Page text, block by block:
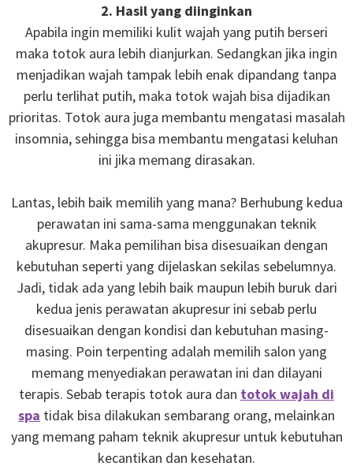
2. Hasil yang diinginkan
Apabila ingin memiliki kulit wajah yang putih berseri
maka totok aura lebih dianjurkan. Sedangkan jika ingin
menjadikan wajah tampak lebih enak dipandang tanpa
perlu terlihat putih, maka totok wajah bisa dijadikan
prioritas. Totok aura juga membantu mengatasi masalah
insomnia, sehingga bisa membantu mengatasi keluhan
ini jika memang dirasakan.
Lantas, lebih baik memilih yang mana? Berhubung kedua
perawatan ini sama-sama menggunakan teknik
akupresur. Maka pemilihan bisa disesuaikan dengan
kebutuhan seperti yang dijelaskan sekilas sebelumnya.
Jadi, tidak ada yang lebih baik maupun lebih buruk dari
kedua jenis perawatan akupresur ini sebab perlu
disesuaikan dengan kondisi dan kebutuhan masing-
masing. Poin terpenting adalah memilih salon yang
memang menyediakan perawatan ini dan dilayani
terapis. Sebab terapis totok aura dan totok wajah di
spa tidak bisa dilakukan sembarang orang, melainkan
yang memang paham teknik akupresur untuk kebutuhan
kecantikan dan kesehatan.